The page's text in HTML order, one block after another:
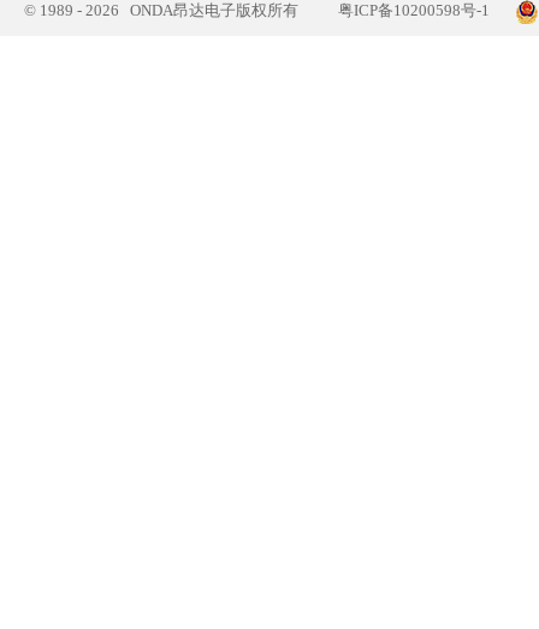
© 1989 - 2026 ONDA昂达电子版权所有 粤ICP备10200598号-1